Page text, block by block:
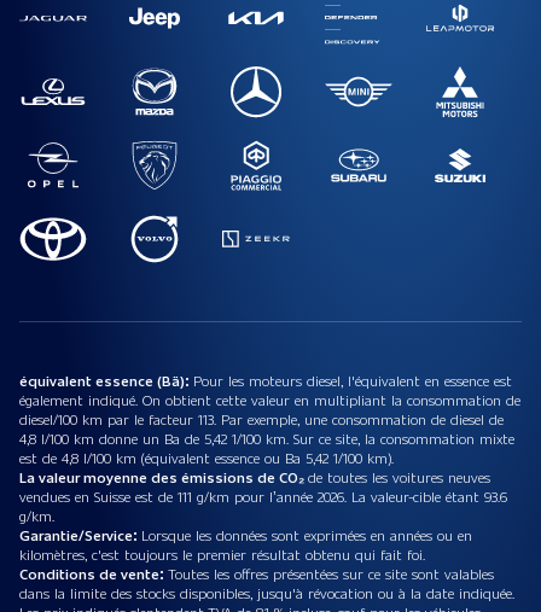
équivalent essence (Bä): Pour les moteurs diesel, l'équivalent en essence est
également indiqué. On obtient cette valeur en multipliant la consommation de
diesel/100 km par le facteur 113. Par exemple, une consommation de diesel de
4,8 l/100 km donne un Ba de 5,42 1/100 km. Sur ce site, la consommation mixte
est de 4,8 l/100 km (équivalent essence ou Ba 5,42 1/100 km).
La valeur moyenne des émissions de CO₂de toutes les voitures neuves
vendues en Suisse est de 111 g/km pour l’année 2026. La valeur-cible étant 93.6
g/km.
Garantie/Service: Lorsque les données sont exprimées en années ou en
kilomètres, c'est toujours le premier résultat obtenu qui fait foi.
Conditions de vente: Toutes les offres présentées sur ce site sont valables
dans la limite des stocks disponibles, jusqu'à révocation ou à la date indiquée.